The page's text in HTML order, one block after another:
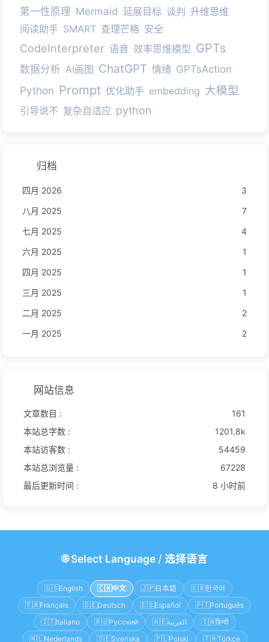
第一性原理 Mermaid 延展目标 谈判 升维思维
阅读助手 SMART 查理芒格 安全
CodeInterpreter 语音 效率思维模型 GPTs
数据分析 AI画图 ChatGPT 情绪 GPTsAction
Python Prompt 优化助手 embedding 大模型
引导说不 复杂自适应 python
归档
四月 2026
3
八月 2025
7
七月 2025
4
六月 2025
1
四月 2025
1
三月 2025
1
二月 2025
2
一月 2025
2
网站信息
文章数目 :
161
本站总字数 :
1201.8k
本站访客数 :
54459
本站总浏览量 :
67228
最后更新时间 :
8 小时前
🌐Select Language/ 选择语言
🇺🇸English 🇨🇳 中文 🇯🇵日本語 🇰🇷한국어
🇫🇷Français 🇩🇪Deutsch 🇪🇸Español 🇵🇹Português
🇮🇹Italiano 🇷🇺Русский 🇦🇪العربية 🇮🇳हिन्दी
🇳🇱Nederlands 🇸🇪Svenska 🇵🇱Polski 🇹🇷Türkçe